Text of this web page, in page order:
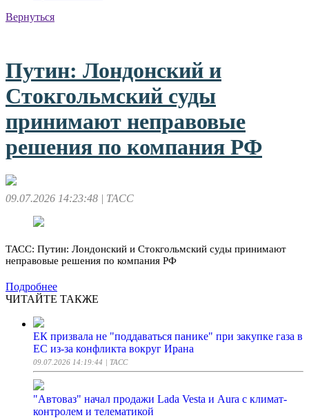
Вернуться
Путин: Лондонский и
Стокгольмский суды
принимают неправовые
решения по компания РФ
09.07.2026 14:23:48 | ТАСС
ТАСС: Путин: Лондонский и Стокгольмский суды принимают
неправовые решения по компания РФ
Подробнее
ЧИТАЙТЕ ТАКЖЕ
ЕК призвала не "поддаваться панике" при закупке газа в
ЕС из-за конфликта вокруг Ирана
09.07.2026 14:19:44 | ТАСС
"Автоваз" начал продажи Lada Vesta и Aura с климат-
контролем и телематикой